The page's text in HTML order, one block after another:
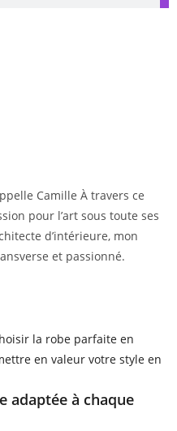
Camille À travers ce
pour l’art sous toute ses
d’intérieure, mon
et passionné.
adaptée à chaque